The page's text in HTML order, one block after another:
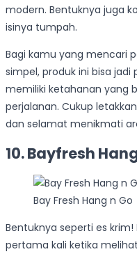
modern. Bentuknya juga
isinya tumpah.
Bagi kamu yang mencari
simpel, produk ini bisa jadi
memiliki ketahanan yang
perjalanan. Cukup
dan selamat menikmati
10. Bayfresh
Bay Fresh Hang n Go
Bentuknya seperti es
pertama kali ketika